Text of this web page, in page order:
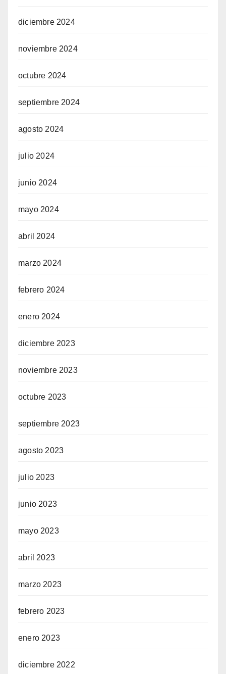
diciembre 2024
noviembre 2024
octubre 2024
septiembre 2024
agosto 2024
julio 2024
junio 2024
mayo 2024
abril 2024
marzo 2024
febrero 2024
enero 2024
diciembre 2023
noviembre 2023
octubre 2023
septiembre 2023
agosto 2023
julio 2023
junio 2023
mayo 2023
abril 2023
marzo 2023
febrero 2023
enero 2023
diciembre 2022